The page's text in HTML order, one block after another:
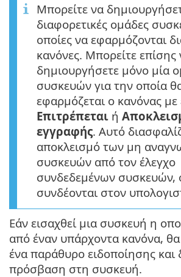
Μπορείτε να
διαφορετικές ομάδες
οποίες να εφαρμόζονται
κανόνες. Μπορείτε επίσης
δημιουργήσετε μόνο μία
συσκευών για την οποία
εφαρμόζεται ο κανόνας με
Επιτρέπεται ή
εγγραφής. Αυτό
αποκλεισμό των μη
συσκευών από τον έλεγχο
συνδεδεμένων συσκευών,
συνδέονται στον
Εάν εισαχθεί μια συσκευή η
από έναν υπάρχοντα κανόνα, θα
ένα παράθυρο ειδοποίησης και
πρόσβαση στη συσκευή.